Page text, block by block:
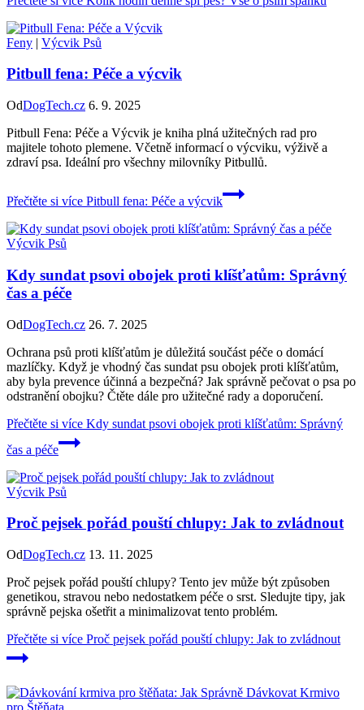
Feny | Výcvik Psů
Pitbull fena: Péče a výcvik
OdDogTech.cz 6. 9. 2025
Pitbull Fena: Péče a Výcvik je kniha plná užitečných rad pro
majitele tohoto plemene. Včetně informací o výcviku, výživě a
zdraví psa. Ideální pro všechny milovníky Pitbullů.
Přečtěte si více Pitbull fena: Péče a výcvik
Výcvik Psů
Kdy sundat psovi obojek proti klíšťatům: Správný
čas a péče
OdDogTech.cz 26. 7. 2025
Ochrana psů proti klíšťatům je důležitá součást péče o domácí
mazlíčky. Když je vhodný čas sundat psu obojek proti klíšťatům,
aby byla prevence účinná a bezpečná? Jak správně pečovat o psa po
odstranění obojku? Čtěte dále pro užitečné rady a doporučení.
Přečtěte si více Kdy sundat psovi obojek proti klíšťatům: Správný
čas a péče
Výcvik Psů
Proč pejsek pořád pouští chlupy: Jak to zvládnout
OdDogTech.cz 13. 11. 2025
Proč pejsek pořád pouští chlupy? Tento jev může být způsoben
genetikou, stravou nebo nedostatkem péče o srst. Sledujte tipy, jak
správně pejska ošetřit a minimalizovat tento problém.
Přečtěte si více Proč pejsek pořád pouští chlupy: Jak to zvládnout